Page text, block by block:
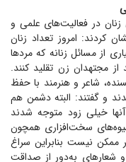
در فعالیت‌های علمی و
کردند: امروز تعداد زنان
از مسائل زنانه که مرد‌ها
مجتهدان زن تقلید کنند.
شاعر و هنرمند با حفظ
و گفتند: البته دشمن هم
خیلی زود متوجه شدند
سخت‌افزاری همچون
ممکن نیست بنابراین سراغ
و شعار‌های به‌دور از صداقت